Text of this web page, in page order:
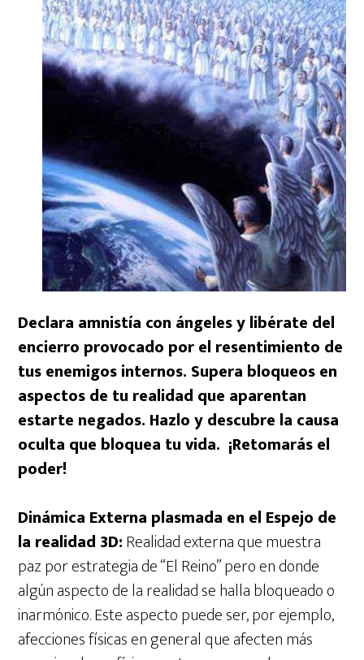
Declara amnistía con ángeles y libérate del
encierro provocado por el resentimiento de
tus enemigos internos. Supera bloqueos en
aspectos de tu realidad que aparentan
estarte negados. Hazlo y descubre la causa
oculta que bloquea tu vida. ¡Retomarás el
poder!
Dinámica Externa plasmada en el Espejo de
la realidad 3D:Realidad externa que muestra
paz por estrategia de “El Reino” pero en donde
algún aspecto de la realidad se halla bloqueado o
inarmónico. Este aspecto puede ser, por ejemplo,
afecciones físicas en general que afecten más